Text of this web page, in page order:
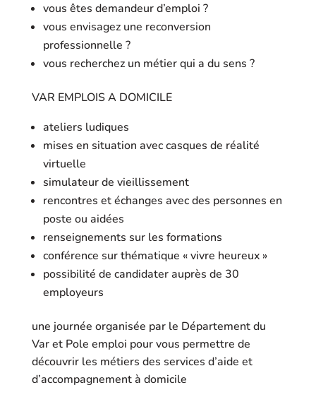
vous êtes demandeur d’emploi ?
vous envisagez une reconversion
professionnelle ?
vous recherchez un métier qui a du sens ?
VAR EMPLOIS A DOMICILE
ateliers ludiques
mises en situation avec casques de réalité
virtuelle
simulateur de vieillissement
rencontres et échanges avec des personnes en
poste ou aidées
renseignements sur les formations
conférence sur thématique « vivre heureux »
possibilité de candidater auprès de 30
employeurs
une journée organisée par le Département du
Var et Pole emploi pour vous permettre de
découvrir les métiers des services d’aide et
d’accompagnement à domicile